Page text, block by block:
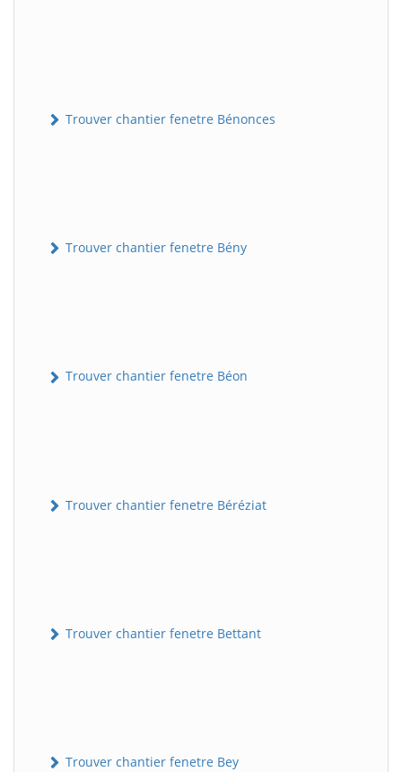
Trouver chantier fenetre Bénonces
Trouver chantier fenetre Bény
Trouver chantier fenetre Béon
Trouver chantier fenetre Béréziat
Trouver chantier fenetre Bettant
Trouver chantier fenetre Bey